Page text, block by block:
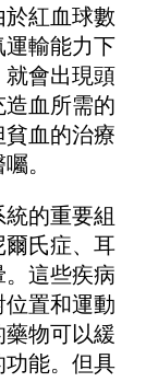
紅血球數
運輸能力下
就會出現頭
血所需的
血的治療
。
的重要組
爾氏症、耳
這些疾病
置和運動
物可以緩
功能。但具